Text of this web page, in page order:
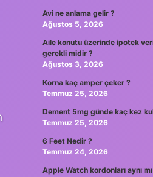
Avi ne anlama gelir ?
Ağustos 5, 2026
Aile konutu üzerinde ipotek
gerekli midir ?
Ağustos 3, 2026
Korna kaç amper çeker ?
Temmuz 25, 2026
Dement 5mg günde kaç kez
Temmuz 25, 2026
6 Feet Nedir ?
Temmuz 24, 2026
Apple Watch kordonları aynı